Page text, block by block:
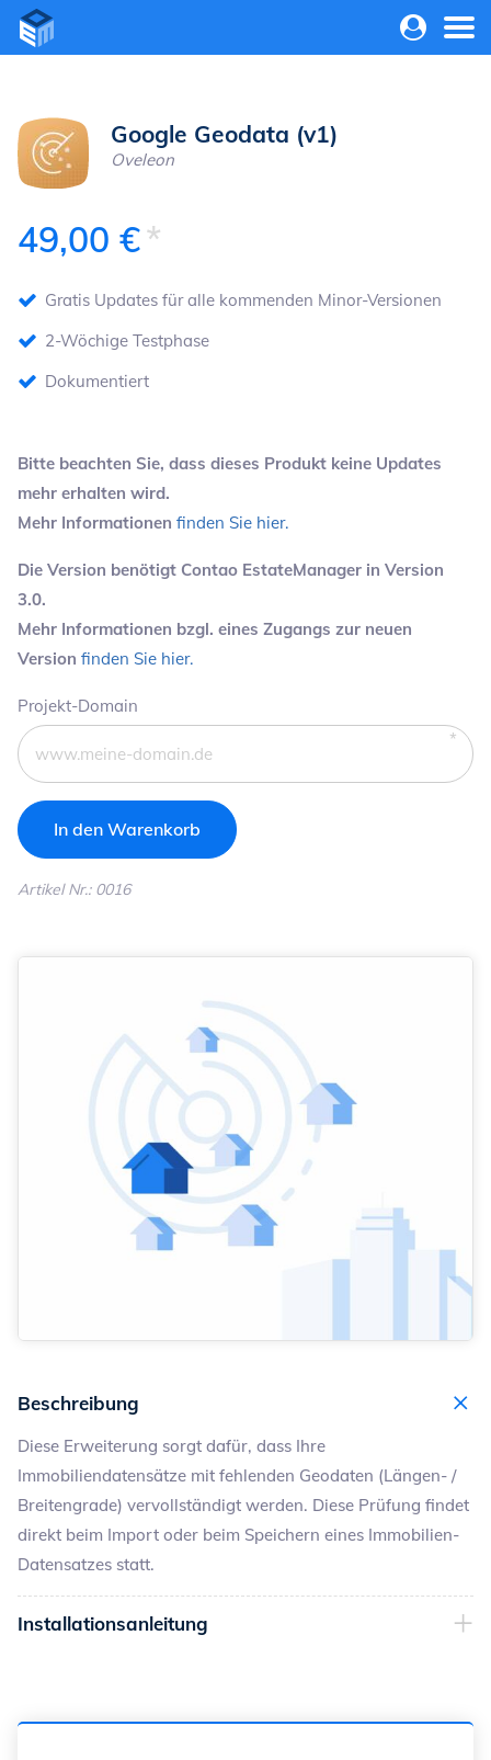
Navigation
Google Geodata (v1)
Oveleon
49,00 €
Gratis Updates für alle kommenden Minor-Versionen
2-Wöchige Testphase
Dokumentiert
Bitte beachten Sie, dass dieses Produkt keine Updates
mehr erhalten wird.
Mehr Informationen finden Sie hier.
Die Version benötigt Contao EstateManager in Version
3.0.
Mehr Informationen bzgl. eines Zugangs zur neuen
Version finden Sie hier.
Pflichtfeld
Projekt-Domain
Artikel Nr.: 0016
Beschreibung
Diese Erweiterung sorgt dafür, dass Ihre
Immobiliendatensätze mit fehlenden Geodaten (Längen- /
Breitengrade) vervollständigt werden. Diese Prüfung findet
direkt beim Import oder beim Speichern eines Immobilien-
Datensatzes statt.
Installationsanleitung